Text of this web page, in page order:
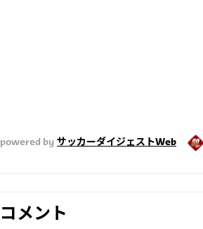
powered by サッカーダイジェストWeb
コメント